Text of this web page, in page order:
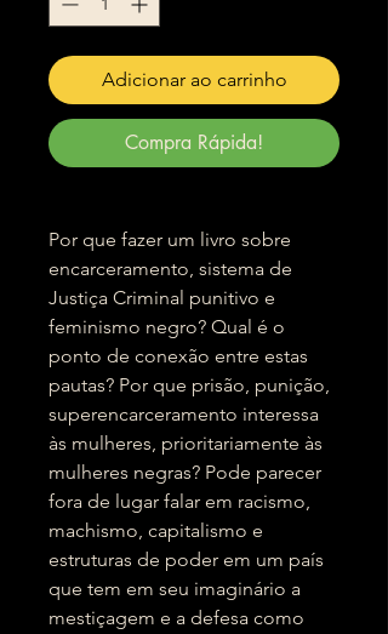
Adicionar ao carrinho
Compra Rápida!
Por que fazer um livro sobre
encarceramento, sistema de
Justiça Criminal punitivo e
feminismo negro? Qual é o
ponto de conexão entre estas
pautas? Por que prisão, punição,
superencarceramento interessa
às mulheres, prioritariamente às
mulheres negras? Pode parecer
fora de lugar falar em racismo,
machismo, capitalismo e
estruturas de poder em um país
que tem em seu imaginário a
mestiçagem e a defesa como